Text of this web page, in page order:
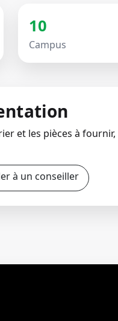
10
Campus
et les pièces à fournir,
à un conseiller